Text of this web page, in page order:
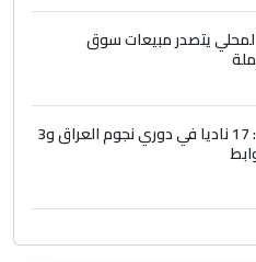
يتصدر مبيعات سوق
لجنة التراخيص : 17 ناديا في دوري نجوم العراق و3